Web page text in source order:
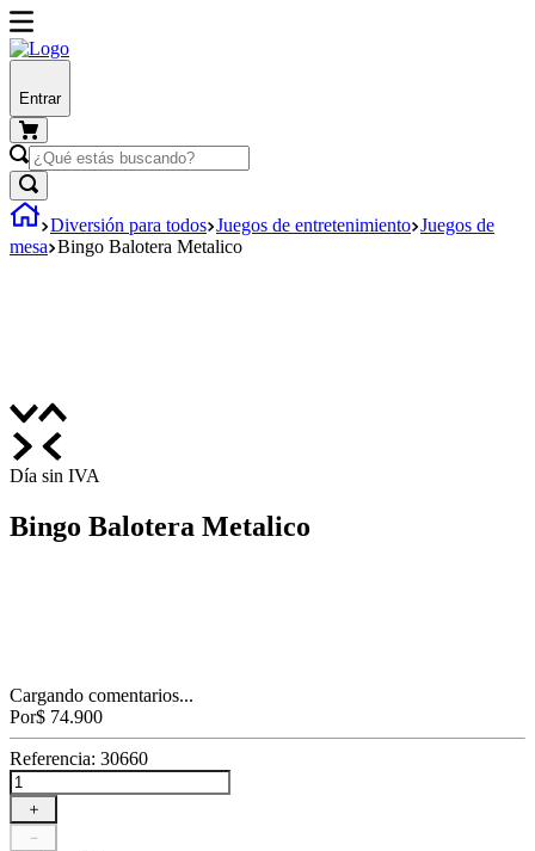
Entrar
Diversión para todos Juegos de entretenimiento Juegos de
mesa Bingo Balotera Metalico
Día sin IVA
Bingo Balotera Metalico
Cargando comentarios...
Por$ 74.900
Referencia: 30660
＋
－